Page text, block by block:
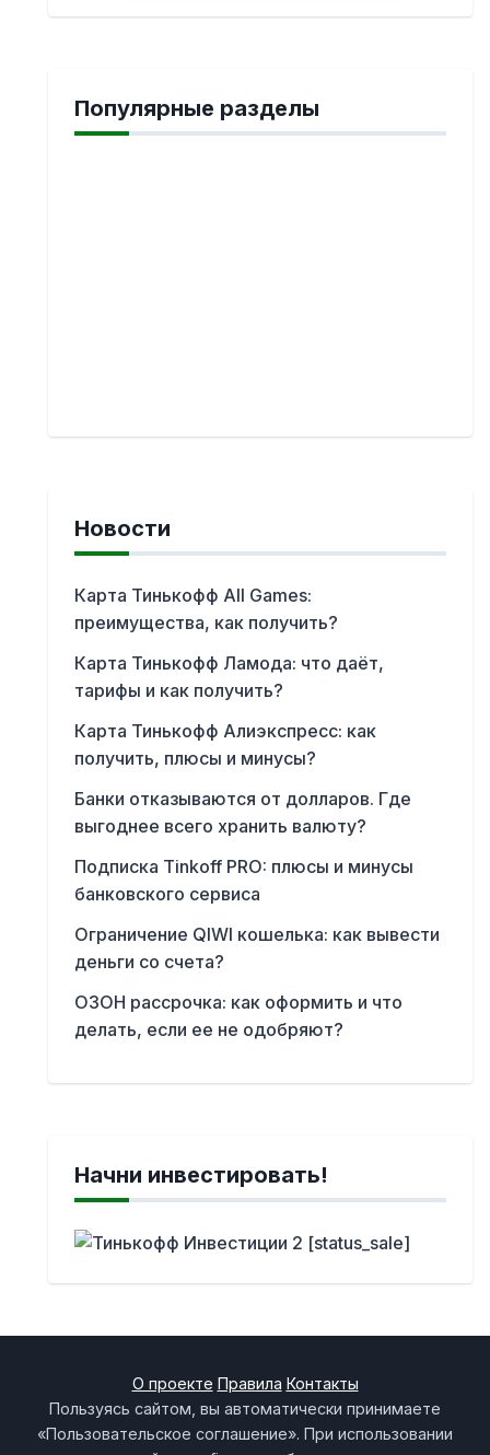
Популярные разделы
Новости
Карта Тинькофф All Games:
преимущества, как получить?
Карта Тинькофф Ламода: что даёт,
тарифы и как получить?
Карта Тинькофф Алиэкспресс: как
получить, плюсы и минусы?
Банки отказываются от долларов. Где
выгоднее всего хранить валюту?
Подписка Tinkoff PRO: плюсы и минусы
банковского сервиса
Ограничение QIWI кошелька: как вывести
деньги со счета?
ОЗОН рассрочка: как оформить и что
делать, если ее не одобряют?
Начни инвестировать!
О проекте Правила Контакты
Пользуясь сайтом, вы автоматически принимаете
«Пользовательское соглашение». При использовании